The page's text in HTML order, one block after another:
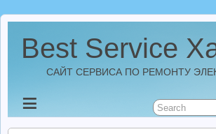
Best Service
САЙТ СЕРВИСА ПО РЕМОНТУ
Новости